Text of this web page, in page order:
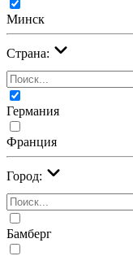
Минск
Страна:
Германия
Франция
Город:
Бамберг